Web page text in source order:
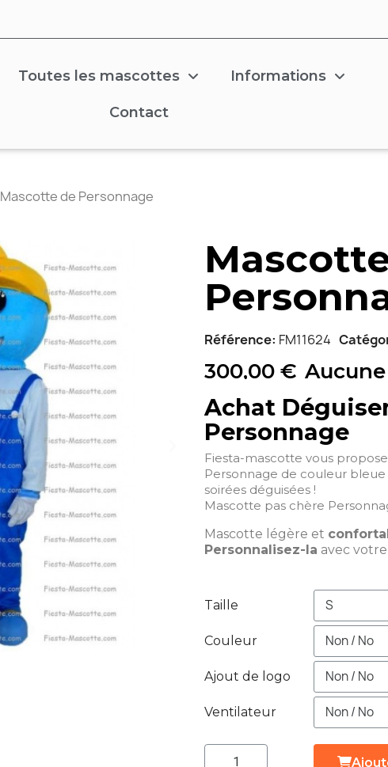
Toutes les mascottes Informations
Contact
Mascotte de Personnage
Référence FM11624
300,00 €
Achat
Personnage
Fiesta-mascotte vous
Personnage de couleur
soirées déguisées !
Mascotte pas chère
Mascotte légère et
Personnalisez-la avec votre
Taille
Couleur
Ajout de logo
Ventilateur